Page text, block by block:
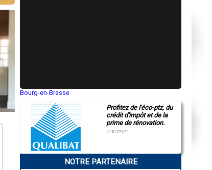
Bourg-en-Bresse
Montluçon
Manosque
Gap
Charleville-Mézières
Pamiers
Profitez de l'éco-ptz, du
crédit d'impôt et de la
prime de rénovation.
N°E157671
NOTRE PARTENAIRE